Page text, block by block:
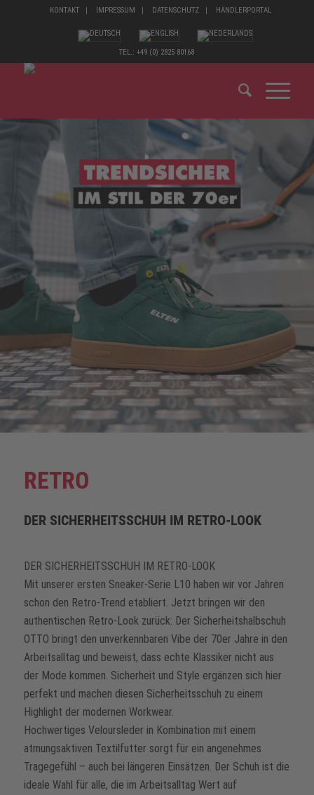
KONTAKT IMPRESSUM DATENSCHUTZ HÄNDLERPORTAL
TEL.: +49 (0) 2825 80168
RETRO
DER SICHERHEITSSCHUH IM RETRO-LOOK
DER SICHERHEITSSCHUH IM RETRO-LOOK
Mit unserer ersten Sneaker-Serie L10 haben wir vor Jahren
schon den Retro-Trend etabliert. Jetzt bringen wir den
authentischen Retro-Look zurück: Der Sicherheitshalbschuh
OTTO bringt den unverkennbaren Vibe der 70er Jahre in den
Arbeitsalltag und beweist, dass echte Klassiker nicht aus
der Mode kommen. Sicherheit und Style ergänzen sich hier
perfekt und machen diesen Sicherheitsschuh zu einem
Highlight der modernen Workwear.
Hochwertiges Veloursleder in Kombination mit einem
atmungsaktiven Textilfutter sorgt für ein angenehmes
Tragegefühl – auch bei längeren Einsätzen. Der Schuh ist die
ideale Wahl für alle, die im Arbeitsalltag Wert auf